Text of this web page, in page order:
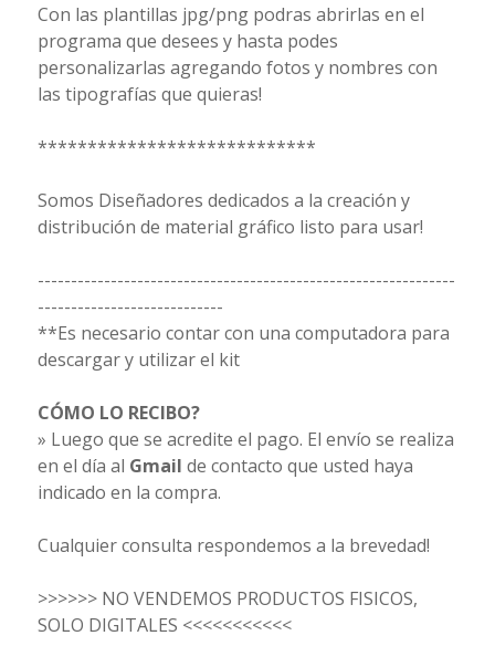
Con las plantillas jpg/png podras abrirlas en el
programa que desees y hasta podes
personalizarlas agregando fotos y nombres con
las tipografías que quieras!
****************************
Somos Diseñadores dedicados a la creación y
distribución de material gráfico listo para usar!
---------------------------------------------------------------
----------------------------
**Es necesario contar con una computadora para
descargar y utilizar el kit
CÓMO LO RECIBO?
» Luego que se acredite el pago. El envío se realiza
en el día al Gmail de contacto que usted haya
indicado en la compra.
Cualquier consulta respondemos a la brevedad!
>>>>>> NO VENDEMOS PRODUCTOS FISICOS,
SOLO DIGITALES <<<<<<<<<<<